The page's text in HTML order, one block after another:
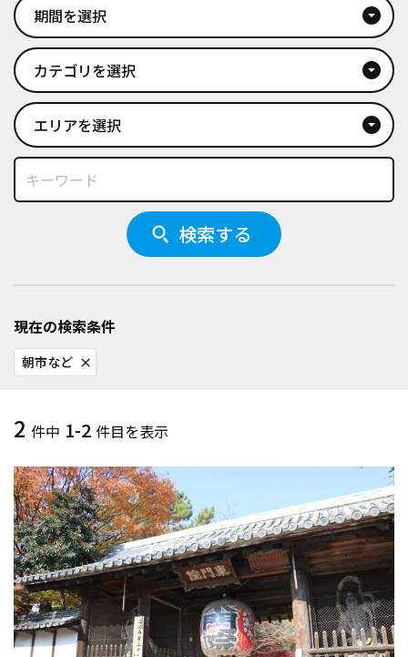
期間を選択 arrow_drop_down_circle
カテゴリを選択 arrow_drop_down_circle
エリアを選択 arrow_drop_down_circle
検索する
現在の検索条件
朝市など close
2 件中 1-2 件目を表示